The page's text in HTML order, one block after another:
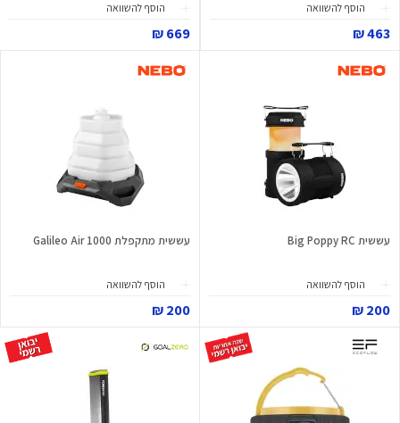
הוסף להשוואה
463 ₪
הוסף להשוואה
669 ₪
עששית Big Poppy RC
הוסף להשוואה
200 ₪
עששית מתקפלת Galileo Air 1000
הוסף להשוואה
200 ₪